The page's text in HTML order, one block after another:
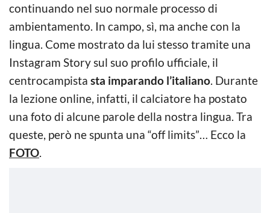
continuando nel suo normale processo di
ambientamento. In campo, sì, ma anche con la
lingua. Come mostrato da lui stesso tramite una
Instagram Story sul suo profilo ufficiale, il
centrocampista sta imparando l’italiano. Durante
la lezione online, infatti, il calciatore ha postato
una foto di alcune parole della nostra lingua. Tra
queste, però ne spunta una “off limits”… Ecco la
FOTO.